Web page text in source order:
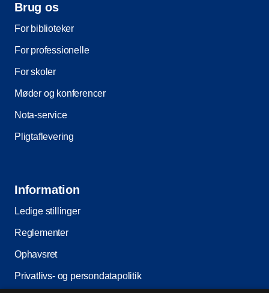
Brug os
For biblioteker
For professionelle
For skoler
Møder og konferencer
Nota-service
Pligtaflevering
Information
Ledige stillinger
Reglementer
Ophavsret
Privatlivs- og persondatapolitik